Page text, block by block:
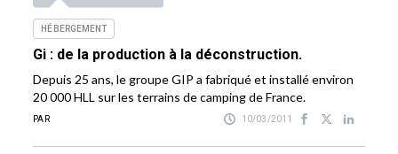
HÉBERGEMENT
Gi : de la production à la déconstruction.
Depuis 25 ans, le groupe GIP a fabriqué et installé environ
20 000 HLL sur les terrains de camping de France.
PAR 10/03/2011